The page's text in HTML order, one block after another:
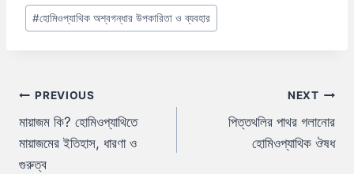
Post
Tags:
#হোমিওপ্যাথিক অশ্বগন্ধার উপকারিতা ও ব্যবহার
Post
navigation
PREVIOUS
মায়াজম কি? হোমিওপ্যাথিতে
মায়াজমের ইতিহাস, ধারণা ও
গুরুত্ব
NEXT
পিত্তথলির পাথর গলানোর
হোমিওপ্যাথিক ঔষধ